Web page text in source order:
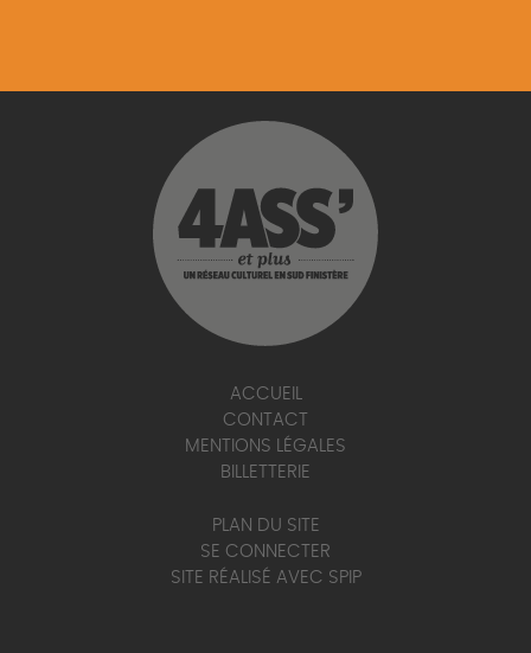
ACCUEIL
CONTACT
MENTIONS LÉGALES
BILLETTERIE
PLAN DU SITE
SE CONNECTER
SITE RÉALISÉ AVEC SPIP